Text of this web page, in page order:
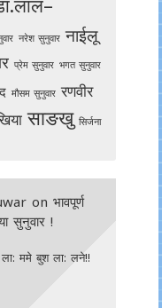
नरेश सुनुवार नाईलू
प्रेम सुनुवार भगत सुनुवार
मौसम सुनुवार रणवीर
साङखु सिर्जना
onभावपूर्ण
सुनुवार !
ममे बुश ला: लने!!